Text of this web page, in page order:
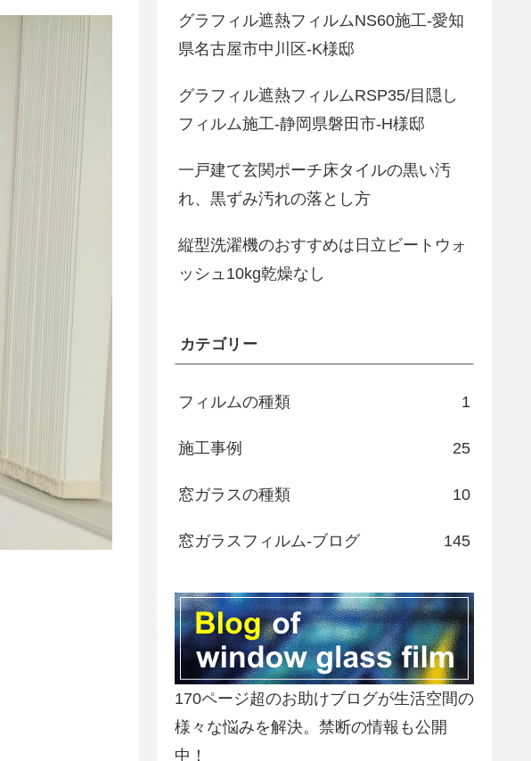
グラフィル遮熱フィルムNS60施工-愛知
県名古屋市中川区-K様邸
グラフィル遮熱フィルムRSP35/目隠し
フィルム施工-静岡県磐田市-H様邸
一戸建て玄関ポーチ床タイルの黒い汚
れ、黒ずみ汚れの落とし方
縦型洗濯機のおすすめは日立ビートウォ
ッシュ10kg乾燥なし
カテゴリー
フィルムの種類 1
施工事例 25
窓ガラスの種類 10
窓ガラスフィルム-ブログ 145
170ページ超のお助けブログが生活空間の
様々な悩みを解決。禁断の情報も公開
中！